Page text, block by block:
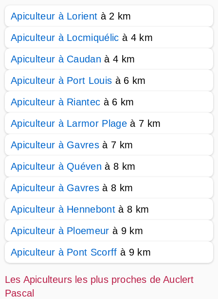
Apiculteur à Lorient à 2 km
Apiculteur à Locmiquélic à 4 km
Apiculteur à Caudan à 4 km
Apiculteur à Port Louis à 6 km
Apiculteur à Riantec à 6 km
Apiculteur à Larmor Plage à 7 km
Apiculteur à Gavres à 7 km
Apiculteur à Quéven à 8 km
Apiculteur à Gavres à 8 km
Apiculteur à Hennebont à 8 km
Apiculteur à Ploemeur à 9 km
Apiculteur à Pont Scorff à 9 km
Les Apiculteurs les plus proches de Auclert
Pascal